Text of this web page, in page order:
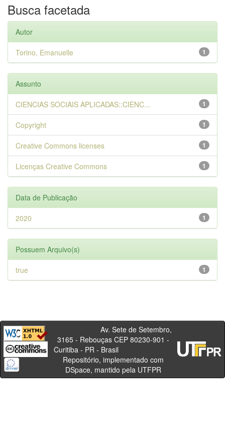
Busca facetada
Autor
1
Torino, Emanuelle
Assunto
1
CIENCIAS SOCIAIS APLICADAS::CIENC...
1
Copyright
1
Creative Commons licenses
1
Licenças Creative Commons
Data de Publicação
1
2020
Possuem Arquivo(s)
1
true
Av. Sete de Setembro,
3165 - Rebouças CEP 80230-901 -
Curitiba - PR - Brasil
Repositório, implementado com
DSpace, mantido pela UTFPR